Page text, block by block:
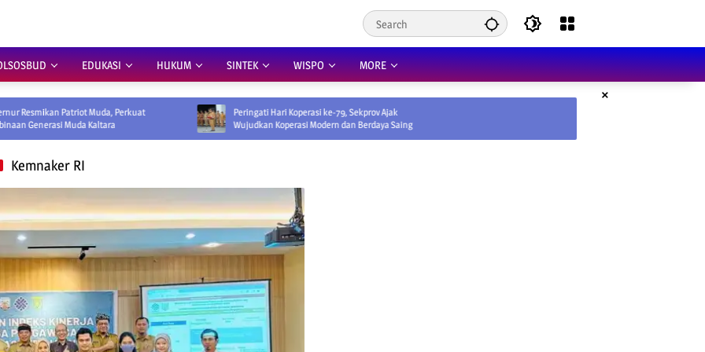
EDUKASI HUKUM SINTEK WISPO MORE
×
Muda, Perkuat
Kaltara
Peringati Hari Koperasi ke-79, Sekprov Ajak
Wujudkan Koperasi Modern dan Berdaya Saing
Kemnaker RI